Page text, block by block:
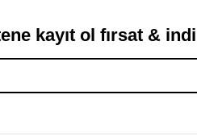
kayıt ol fırsat &